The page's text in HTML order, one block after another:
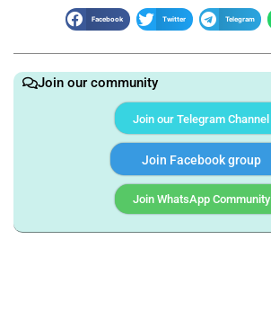
Facebook Twitter Telegram
Join our community
Join our Telegram Channel
Join Facebook group
Join WhatsApp Community